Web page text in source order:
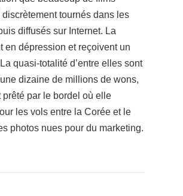
tournés dans les
diffusés sur Internet. La
en dépression et reçoivent un
quasi-totalité d’entre elles sont
dizaine de millions de wons,
prêté par le bordel où elle
les vols entre la Corée et le
photos nues pour du marketing.